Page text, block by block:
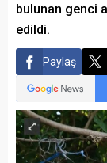
bulunan genci
edildi.
Paylaş